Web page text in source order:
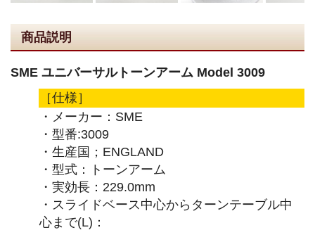
商品説明
SME ユニバーサルトーンアーム Model 3009
［仕様］
・メーカー：SME
・型番:3009
・生産国；ENGLAND
・型式：トーンアーム
・実効長：229.0mm
・スライドベース中心からターンテーブル中
心まで(L)：